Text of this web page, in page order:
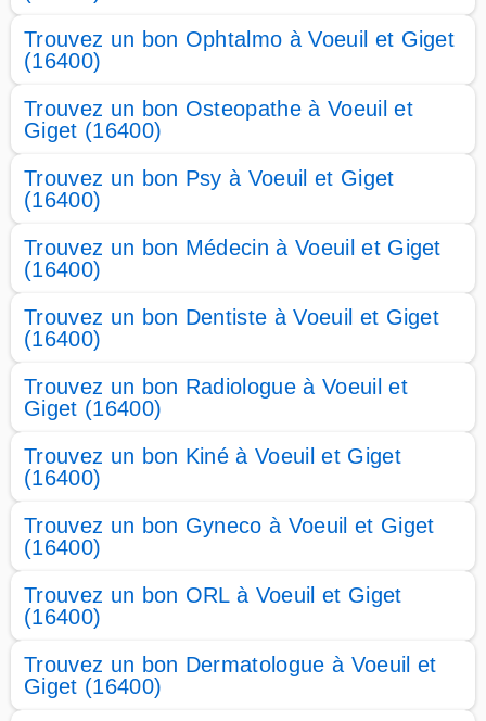
Trouvez un bon Ophtalmo à Voeuil et Giget
(16400)
Trouvez un bon Osteopathe à Voeuil et
Giget (16400)
Trouvez un bon Psy à Voeuil et Giget
(16400)
Trouvez un bon Médecin à Voeuil et Giget
(16400)
Trouvez un bon Dentiste à Voeuil et Giget
(16400)
Trouvez un bon Radiologue à Voeuil et
Giget (16400)
Trouvez un bon Kiné à Voeuil et Giget
(16400)
Trouvez un bon Gyneco à Voeuil et Giget
(16400)
Trouvez un bon ORL à Voeuil et Giget
(16400)
Trouvez un bon Dermatologue à Voeuil et
Giget (16400)